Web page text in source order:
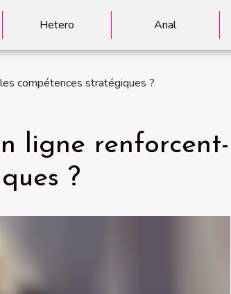
Hetero Anal
compétences stratégiques ?
ligne renforcent-
?